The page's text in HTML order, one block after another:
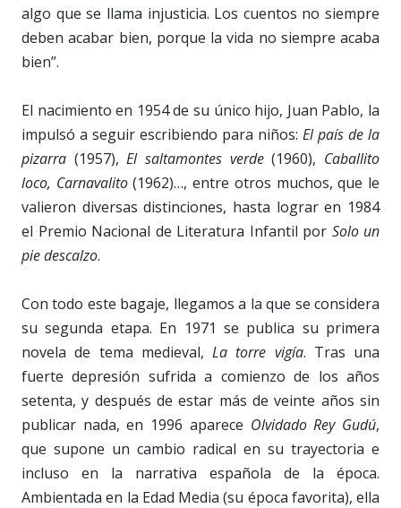
algo que se llama injusticia. Los cuentos no siempre
deben acabar bien, porque la vida no siempre acaba
bien”.
El nacimiento en 1954 de su único hijo, Juan Pablo, la
impulsó a seguir escribiendo para niños: El país de la
pizarra (1957),El saltamontes verde(1960), Caballito
loco, Carnavalito(1962)…, entre otros muchos, que le
valieron diversas distinciones, hasta lograr en 1984
el Premio Nacional de Literatura Infantil por Solo un
pie descalzo.
Con todo este bagaje, llegamos a la que se considera
su segunda etapa. En 1971 se publica su primera
novela de tema medieval, La torre vigía. Tras una
fuerte depresión sufrida a comienzo de los años
setenta, y después de estar más de veinte años sin
publicar nada, en 1996 aparece Olvidado Rey Gudú,
que supone un cambio radical en su trayectoria e
incluso en la narrativa española de la época.
Ambientada en la Edad Media (su época favorita), ella